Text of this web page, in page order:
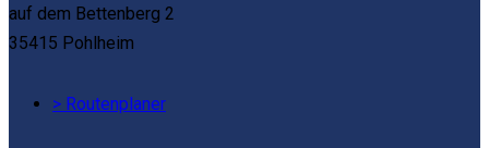
auf dem Bettenberg 2
35415 Pohlheim
> Routenplaner